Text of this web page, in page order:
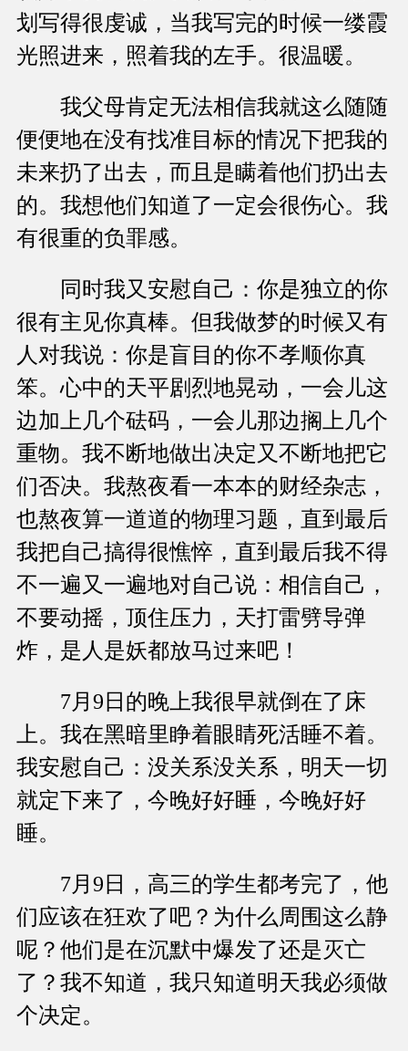
划写得很虔诚，当我写完的时候一缕霞
光照进来，照着我的左手。很温暖。
我父母肯定无法相信我就这么随随
便便地在没有找准目标的情况下把我的
未来扔了出去，而且是瞒着他们扔出去
的。我想他们知道了一定会很伤心。我
有很重的负罪感。
同时我又安慰自己：你是独立的你
很有主见你真棒。但我做梦的时候又有
人对我说：你是盲目的你不孝顺你真
笨。心中的天平剧烈地晃动，一会儿这
边加上几个砝码，一会儿那边搁上几个
重物。我不断地做出决定又不断地把它
们否决。我熬夜看一本本的财经杂志，
也熬夜算一道道的物理习题，直到最后
我把自己搞得很憔悴，直到最后我不得
不一遍又一遍地对自己说：相信自己，
不要动摇，顶住压力，天打雷劈导弹
炸，是人是妖都放马过来吧！
7月9日的晚上我很早就倒在了床
上。我在黑暗里睁着眼睛死活睡不着。
我安慰自己：没关系没关系，明天一切
就定下来了，今晚好好睡，今晚好好
睡。
7月9日，高三的学生都考完了，他
们应该在狂欢了吧？为什么周围这么静
呢？他们是在沉默中爆发了还是灭亡
了？我不知道，我只知道明天我必须做
个决定。